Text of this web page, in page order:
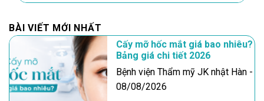
BÀI VIẾT MỚI NHẤT
Cấy mỡ hốc mắt giá bao nhiêu?
Bảng giá chi tiết 2026
Bệnh viện Thẩm mỹ JK nhật Hàn -
08/08/2026